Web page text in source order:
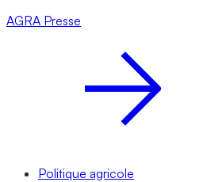
AGRA Presse
Politique agricole